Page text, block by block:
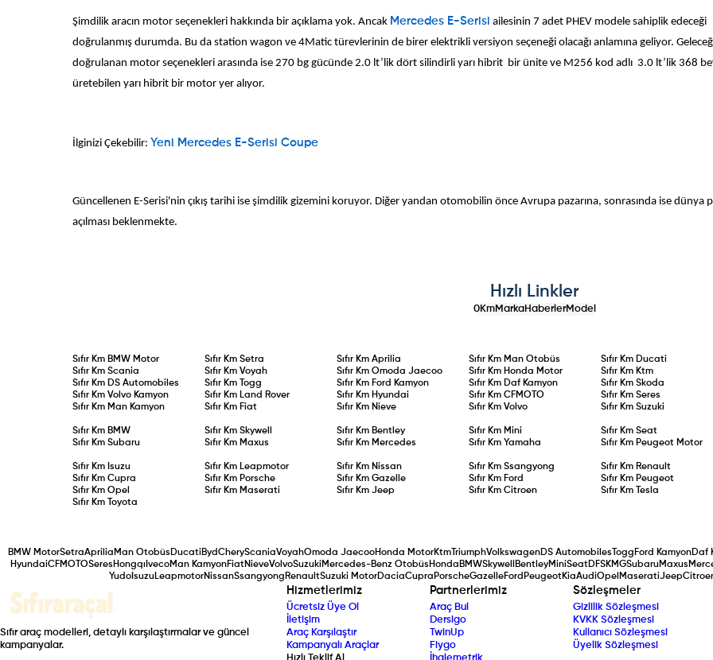
Şimdilik aracın motor seçenekleri hakkında bir açıklama yok. Ancak Mercedes E-Serisi ailesinin 7 adet PHEV modele sahiplik edeceği
doğrulanmış durumda. Bu da station wagon ve 4Matic türevlerinin de birer elektrikli versiyon seçeneği olacağı anlamına geliyor.
doğrulanan motor seçenekleri arasında ise 270 bg gücünde 2.0 lt’lik dört silindirli yarı hibrit bir ünite ve M256 kod adlı 3.0 lt’lik 368
üretebilen yarı hibrit bir motor yer alıyor.
İlginizi Çekebilir:Yeni Mercedes E-Serisi Coupe
Güncellenen E-Serisi'nin çıkış tarihi ise şimdilik gizemini koruyor. Diğer yandan otomobilin önce Avrupa pazarına, sonrasında ise dünya
açılması beklenmekte.
Hızlı Linkler
0KmMarkaHaberlerModel
Sıfır Km BMW Motor Sıfır KmSetra Sıfır KmAprilia Sıfır Km Man Otobüs Sıfır Km Ducati
Sıfır KmScania Sıfır KmVoyah Sıfır KmOmoda Jaecoo Sıfır Km Honda Motor Sıfır Km Ktm
Sıfır Km DS Automobiles Sıfır Km Togg Sıfır Km Ford Kamyon Sıfır Km Daf Kamyon Sıfır Km Skoda
Sıfır KmVolvo Kamyon Sıfır Km Land Rover Sıfır Km Hyundai Sıfır Km CFMOTO Sıfır Km Seres
Sıfır Km Man Kamyon Sıfır Km Fiat Sıfır Km Nieve Sıfır Km Volvo Sıfır Km Suzuki
Sıfır Km BMW Sıfır KmSkywell Sıfır Km Bentley Sıfır Km Mini Sıfır Km Seat
Sıfır KmSubaru Sıfır Km Maxus Sıfır Km Mercedes Sıfır Km Yamaha Sıfır Km Peugeot Motor
Sıfır Km Isuzu Sıfır Km Leapmotor Sıfır Km Nissan Sıfır Km Ssangyong Sıfır Km Renault
Sıfır KmCupra Sıfır Km Porsche Sıfır KmGazelle Sıfır Km Ford Sıfır Km Peugeot
Sıfır KmOpel Sıfır Km Maserati Sıfır KmJeep Sıfır Km Citroen Sıfır Km Tesla
Sıfır Km
Toyota
BMW MotorSetraAprilia Man Otobüs Ducati BydCheryScaniaVoyahOmoda JaecooHonda MotorKtmTriumphVolkswagenDS Automobiles Togg Ford KamyonDaf
HyundaiCFMOTOSeres Hongqı IvecoMan KamyonFiatNieveVolvoSuzuki Mercedes-Benz Otobüs Honda BMWSkywell BentleyMiniSeatDFSKMGSubaruMaxus
Yudo IsuzuLeapmotorNissanSsangyong RenaultSuzuki MotorDaciaCupra PorscheGazelleFord PeugeotKiaAudiOpel MaseratiJeep
Sıfır araç modelleri, detaylı karşılaştırmalar ve güncel
kampanyalar.
Hizmetlerimiz
Ücretsiz Üye Ol
İletişim
Araç Karşılaştır
Kampanyalı Araçlar
Hızlı Teklif Al
Partnerlerimiz
Araç Bul
Dersigo
TwinUp
Fiygo
İhalemetrik
Sözleşmeler
Gizlilik Sözleşmesi
KVKK Sözleşmesi
Kullanıcı Sözleşmesi
Üyelik Sözleşmesi